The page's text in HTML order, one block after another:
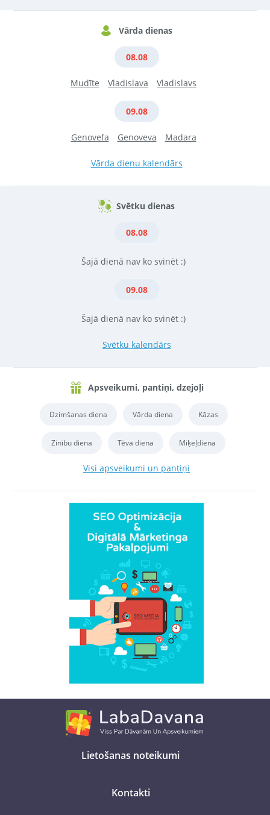
Vārda dienas
08.08
Mudīte Vladislava Vladislavs
09.08
Genovefa Genoveva Madara
Vārda dienu kalendārs
Svētku dienas
08.08
Šajā dienā nav ko svinēt :)
09.08
Šajā dienā nav ko svinēt :)
Svētku kalendārs
Apsveikumi, pantiņi, dzejoļi
Dzimšanas diena Vārda diena Kāzas
Zinību diena Tēva diena Miķeļdiena
Visi apsveikumi un pantiņi
Lietošanas noteikumi
Kontakti